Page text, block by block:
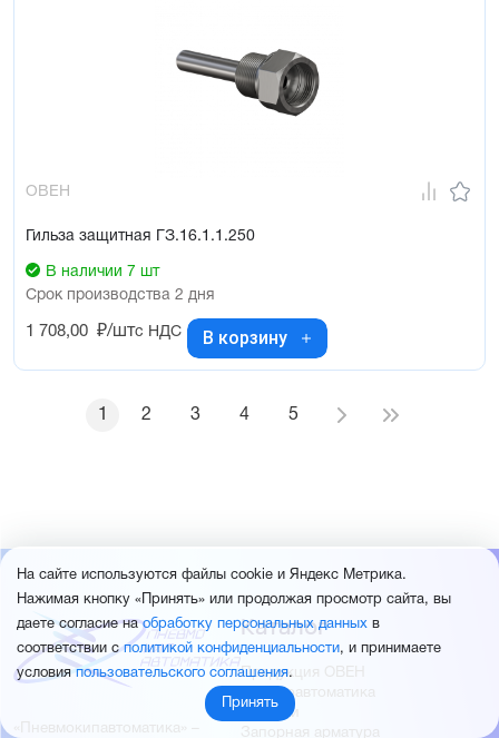
ОВЕН
Гильза защитная ГЗ.16.1.1.250
В наличии 7 шт
Срок производства 2 дня
1 708,00 ₽/штс НДС В корзину
1 2 3 4 5
«Пневмокипавтоматика» –
Каталог
Продукция ОВЕН
Пневмоавтоматика
Датчики
Запорная арматура
На сайте используются файлы cookie и Яндекс Метрика.
Нажимая кнопку «Принять» или продолжая просмотр сайта, вы
даете согласие наобработку персональных данных в
соответствии сполитикой конфиденциальности, и принимаете
условияпользовательского соглашения.
Принять